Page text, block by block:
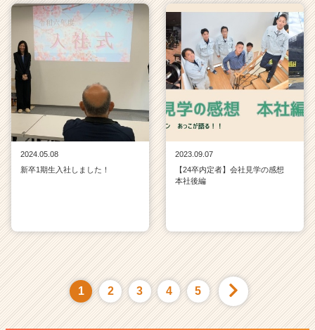
2024.05.08
新卒1期生入社しました！
2023.09.07
【24卒内定者】会社見学の感想
本社後編
1 2 3 4 5